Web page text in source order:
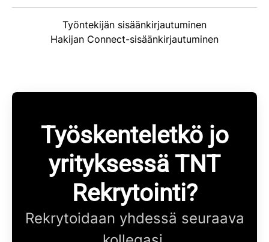
Työntekijän sisäänkirjautuminen
Hakijan Connect-sisäänkirjautuminen
Työskenteletkö jo
yrityksessä TNT
Rekrytointi?
Rekrytoidaan yhdessä seuraava